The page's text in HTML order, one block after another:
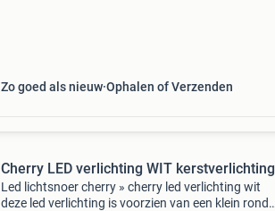
Zo goed als nieuw Ophalen of Verzenden
Cherry LED verlichting WIT kerstverlichting
Led lichtsnoer cherry » cherry led verlichting wit
deze led verlichting is voorzien van een klein rond